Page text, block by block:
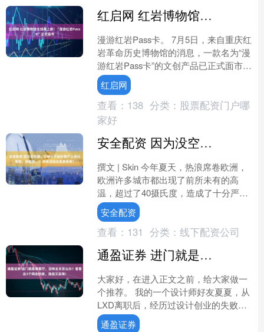
红启网 红岩博物馆文创再上新！“漫游红岩Pass卡”正式面市
漫游红岩Pass卡。 7月5日，来自重庆红
岩革命历史博物馆的消息，一款名为“漫
游红岩Pass卡”的文创产品已正式面市。
无论你是慕名而来的市民、游客，还是
参加研....
红启网
查看： 138 分类： 股票配资门户哪
家好
安全配资 因为没空调，法国人开始在窗户上涂白垩粉、涂酸奶…？热得没招还是真有用？
撰文 | Skin 今年夏天，热浪席卷欧洲，
欧洲许多城市都出现了前所未有的高
温，超过了40摄氏度，造成了十分严重
的影响，每天都影响数千人的健康。而
在法国，这样的....
安全配资
查看： 131 分类： 线下配资公司
通盈证券 进门就是客餐厅，没有玄关怎么办？看看这3个网友的家，高级又实用！
大家好，在进入正文之前，给大家做一
个推荐。 我的一个设计师好友夏夏，从
LXD离职后，经历过设计创业的失败，
后同小伙伴一起经营了一些自媒体账
通盈证券